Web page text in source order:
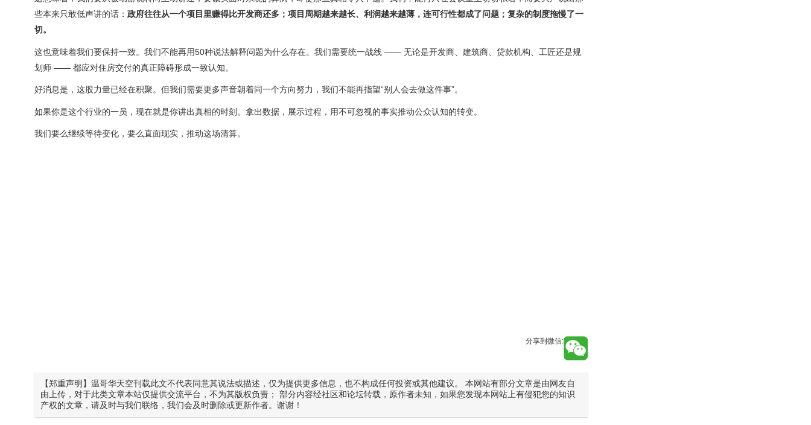
些本来只敢低声讲的话： 政府往往从一个项目里赚得比开发商还多；项目周期越来越长、利润越来越薄，连可行性都成了问题；复杂的制度拖慢了一
切。
这也意味着我们要保持一致。我们不能再用50种说法解释问题为什么存在。我们需要统一战线 —— 无论是开发商、建筑商、贷款机构、工匠还是规
划师 —— 都应对住房交付的真正障碍形成一致认知。
好消息是，这股力量已经在积聚。但我们需要更多声音朝着同一个方向努力，我们不能再指望“别人会去做这件事”。
如果你是这个行业的一员，现在就是你讲出真相的时刻。拿出数据，展示过程，用不可忽视的事实推动公众认知的转变。
我们要么继续等待变化，要么直面现实，推动这场清算。
分享到微信:
【郑重声明】温哥华天空刊载此文不代表同意其说法或描述，仅为提供更多信息，也不构成任何投资或其他建议。 本网站有部分文章是由网友自
由上传，对于此类文章本站仅提供交流平台，不为其版权负责； 部分内容经社区和论坛转载，原作者未知，如果您发现本网站上有侵犯您的知识
产权的文章，请及时与我们联络，我们会及时删除或更新作者。谢谢！